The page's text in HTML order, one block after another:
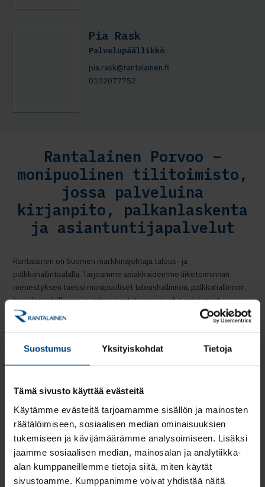
Suostumus Yksityiskohdat Tietoja
Tämä sivusto käyttää evästeitä
Käytämme evästeitä tarjoamamme sisällön ja mainosten
räätälöimiseen, sosiaalisen median ominaisuuksien
tukemiseen ja kävijämäärämme analysoimiseen. Lisäksi
jaamme sosiaalisen median, mainosalan ja analytiikka-
alan kumppaneillemme tietoja siitä, miten käytät
sivustoamme. Kumppanimme voivat yhdistää näitä
Pia Rask
Palvelupäällikkö
pia.rask@rantalainen.fi
0102077752
Rantalainen Porvoo –
monipuolinen tilitoimisto,
jossa palveluina
kirjanpito, palkanlaskenta
ja asiantuntijapalvelut
Rantalainen on Suomen markkinajohtaja talous- ja
palkkahallintoalalla. Tarjoamme asiakkaidemme liiketoiminnan
menestyksen tueksi monipuoliset taloushallinnon, palkkahallinnon,
henkilöstöhallinnon ja yritysverotuksen palvelut sekä muut
asiantuntijapalvelut.
palkkahallinnon asiantuntija tai oma tiimi. Proaktiivinen ja
Käytössämme on alan parhaat ohjelmistoratkaisut, joista
valitsemme yhdessä asiakkaan kanssa parhaiten sopivan
ohjelmiston.
Kaikki taloushallinnon ja
palkkahallinnon palvelut